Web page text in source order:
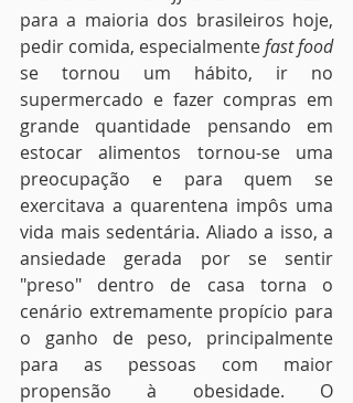
para a maioria dos brasileiros hoje,
pedir comida, especialmente
fast food
se tornou um hábito, ir no
supermercado e fazer compras em
grande quantidade pensando em
estocar alimentos tornou-se uma
preocupação e para quem se
exercitava a quarentena impôs uma
vida mais sedentária. Aliado a isso, a
ansiedade gerada por se sentir
"preso" dentro de casa torna o
cenário extremamente propício para
o ganho de peso, principalmente
para as pessoas com maior
propensão à obesidade. O